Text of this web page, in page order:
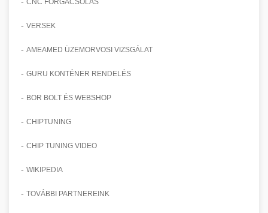
CNC FORGÁCSOLÁS
- VERSEK
- AMEAMED ÜZEMORVOSI VIZSGÁLAT
- GURU KONTÉNER RENDELÉS
- BOR BOLT ÉS WEBSHOP
- CHIPTUNING
- CHIP TUNING VIDEO
- WIKIPEDIA
- TOVÁBBI PARTNEREINK